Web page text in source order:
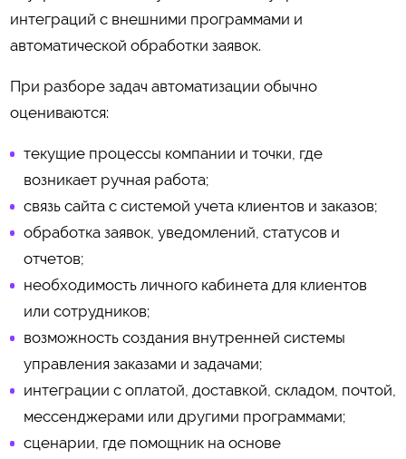
интеграций с внешними программами и
автоматической обработки заявок.
При разборе задач автоматизации обычно
оцениваются:
текущие процессы компании и точки, где
возникает ручная работа;
связь сайта с системой учета клиентов и заказов;
обработка заявок, уведомлений, статусов и
отчетов;
необходимость личного кабинета для клиентов
или сотрудников;
возможность создания внутренней системы
управления заказами и задачами;
интеграции с оплатой, доставкой, складом, почтой,
мессенджерами или другими программами;
сценарии, где помощник на основе